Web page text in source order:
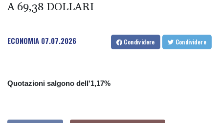
A 69,38 DOLLARI
ECONOMIA 07.07.2026 Condividere Condividere
Quotazioni salgono dell'1,17%